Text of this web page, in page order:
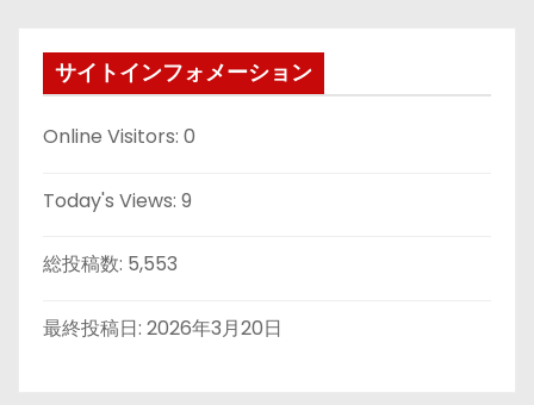
サイトインフォメーション
Online Visitors: 0
Today's Views: 9
総投稿数: 5,553
最終投稿日: 2026年3月20日